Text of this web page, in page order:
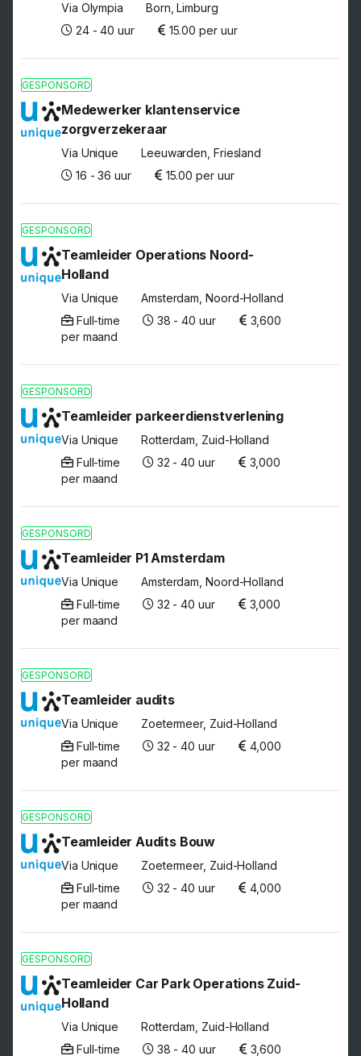
Via Olympia
Born, Limburg
24 - 40 uur
15.00 per uur
GESPONSORD
Medewerker klantenservice
zorgverzekeraar
Via Unique
Leeuwarden, Friesland
16 - 36 uur
15.00 per uur
GESPONSORD
Teamleider Operations Noord-
Holland
Via Unique
Amsterdam, Noord-Holland
Full-time
38 - 40 uur
3,600
per maand
GESPONSORD
Teamleider parkeerdienstverlening
Via Unique
Rotterdam, Zuid-Holland
Full-time
32 - 40 uur
3,000
per maand
GESPONSORD
Teamleider P1 Amsterdam
Via Unique
Amsterdam, Noord-Holland
Full-time
32 - 40 uur
3,000
per maand
GESPONSORD
Teamleider audits
Via Unique
Zoetermeer, Zuid-Holland
Full-time
32 - 40 uur
4,000
per maand
GESPONSORD
Teamleider Audits Bouw
Via Unique
Zoetermeer, Zuid-Holland
Full-time
32 - 40 uur
4,000
per maand
GESPONSORD
Teamleider Car Park Operations Zuid-
Holland
Via Unique
Rotterdam, Zuid-Holland
Full-time
38 - 40 uur 3,600